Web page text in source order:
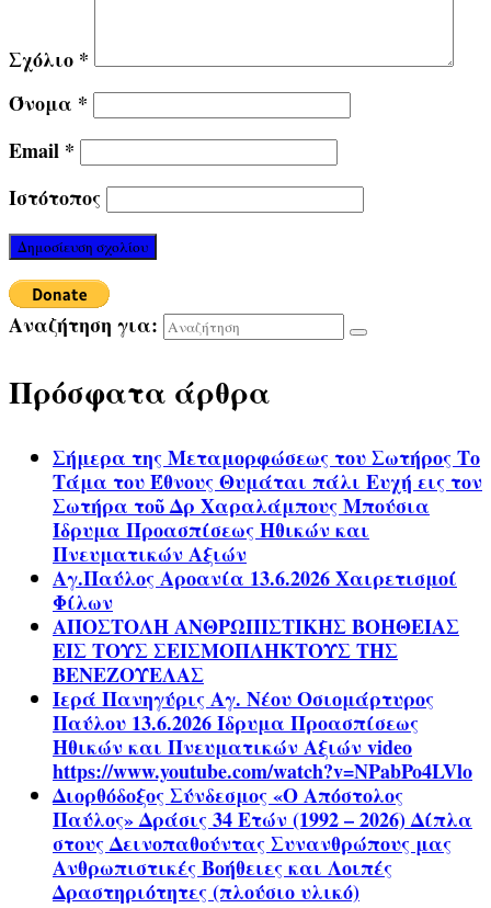
Σχόλιο *
Όνομα *
Email *
Ιστότοπος
Αναζήτηση για:
Πρόσφατα άρθρα
Σήμερα της Μεταμορφώσεως του Σωτήρος Το
Τάμα του Έθνους Θυμάται πάλι Ευχή εις τον
Σωτήρα τοῦ Δρ Χαραλάμπους Μπούσια
Ίδρυμα Προασπίσεως Ηθικών και
Πνευματικών Αξιών
Αγ.Παύλος Αροανία 13.6.2026 Χαιρετισμοί
Φίλων
ΑΠΟΣΤΟΛΗ ΑΝΘΡΩΠΙΣΤΙΚΗΣ ΒΟΗΘΕΙΑΣ
ΕΙΣ ΤΟΥΣ ΣΕΙΣΜΟΠΛΗΚΤΟΥΣ ΤΗΣ
ΒΕΝΕΖΟΥΕΛΑΣ
Ιερά Πανηγύρις Αγ. Νέου Οσιομάρτυρος
Παύλου 13.6.2026 Ίδρυμα Προασπίσεως
Ηθικών και Πνευματικών Αξιών video
https://www.youtube.com/watch?v=NPabPo4LVlo
Διορθόδοξος Σύνδεσμος «Ο Απόστολος
Παύλος» Δράσις 34 Ετών (1992 – 2026) Δίπλα
στους Δεινοπαθούντας Συνανθρώπους μας
Ανθρωπιστικές Βοήθειες και Λοιπές
Δραστηριότητες (πλούσιο υλικό)